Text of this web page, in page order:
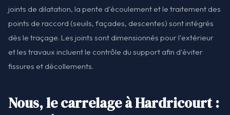
joints de dilatation, la pente d'écoulement et le traitement des
points de raccord (seuils, façades, descentes) sont intégrés
dès le traçage. Les joints sont dimensionnés pour l'extérieur
et les travaux incluent le contrôle du support afin d'éviter
fissures et décollements.
Nous, le carrelage à Hardricourt :